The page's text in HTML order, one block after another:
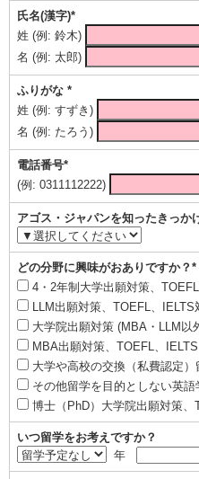
氏名(漢字)*
姓 (例: 鈴木)
名 (例: 太郎)
ふりがな *
姓 (例: すずき)
名 (例: たろう)
電話番号*
(例: 0311112222)
アゴス・ジャパンを知ったきっか
どの分野に興味がおありですか？*
4・2年制大学出願対策、
LLM出願対策、TOEFL、IELTS
大学院出願対策 (MBA・LLM以
MBA出願対策、TOEFL、
大学や高校の交換（私費認定
その他留学を目的としない英語
博士（PhD）大学院出願対策
いつ留学をお考えですか？
年